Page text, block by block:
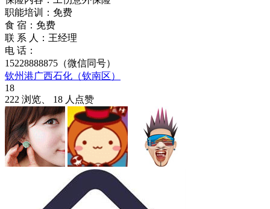
职能培训：免费
食 宿：免费
联 系 人：王经理
电 话：
15228888875（微信同号）
钦州港广西石化（钦南区）
18
222 浏览、 18 人点赞